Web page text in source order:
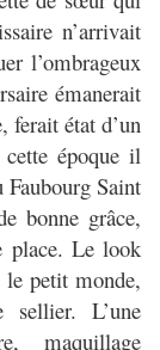
n’arrivait
l’ombrageux
émanerait
ferait état d’un
époque il
Saint
bonne grâce,
place. Le look
le petit monde,
sellier. L’une
maquillage